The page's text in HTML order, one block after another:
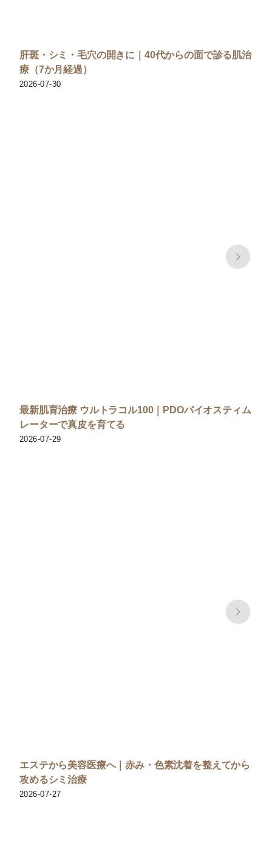
肝斑・シミ・毛穴の開きに｜40代からの面で診る肌治
療（7か月経過）
2026-07-30
最新肌育治療 ウルトラコル100｜PDOバイオスティム
レーターで真皮を育てる
2026-07-29
エステから美容医療へ｜赤み・色素沈着を整えてから
攻めるシミ治療
2026-07-27